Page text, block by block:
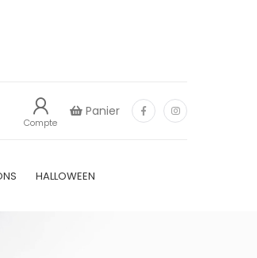
Compte
Panier
HALLOWEEN